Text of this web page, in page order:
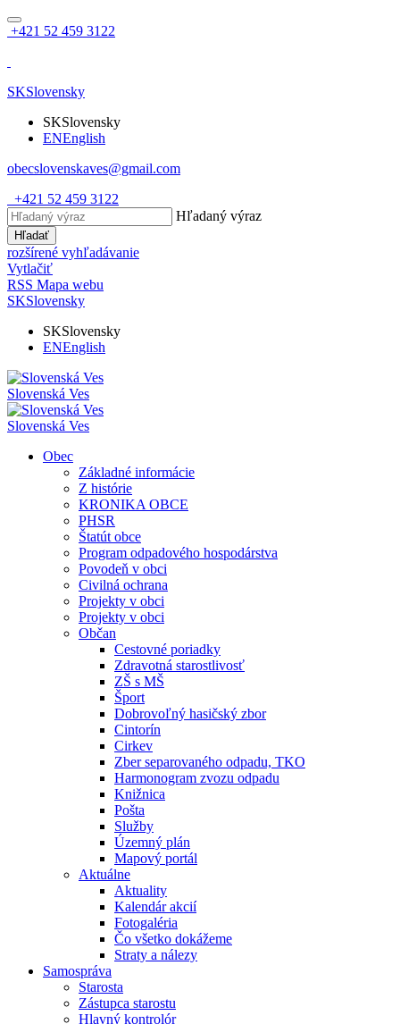
+421 52 459 3122
SKSlovensky
SKSlovensky
ENEnglish
obecslovenskaves@gmail.com
+421 52 459 3122
Hľadaný výraz
Hľadať
rozšírené vyhľadávanie
Vytlačiť
RSS Mapa webu
SKSlovensky
SKSlovensky
ENEnglish
Slovenská Ves
Slovenská Ves
Obec
Základné informácie
Z histórie
KRONIKA OBCE
PHSR
Štatút obce
Program odpadového hospodárstva
Povodeň v obci
Civilná ochrana
Projekty v obci
Projekty v obci
Občan
Cestovné poriadky
Zdravotná starostlivosť
ZŠ s MŠ
Šport
Dobrovoľný hasičský zbor
Cintorín
Cirkev
Zber separovaného odpadu, TKO
Harmonogram zvozu odpadu
Knižnica
Pošta
Služby
Územný plán
Mapový portál
Aktuálne
Aktuality
Kalendár akcií
Fotogaléria
Čo všetko dokážeme
Straty a nálezy
Samospráva
Starosta
Zástupca starostu
Hlavný kontrolór